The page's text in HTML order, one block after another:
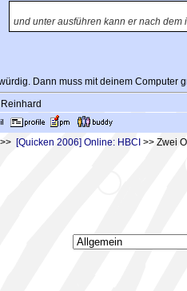
und unter ausführen kann er nach
Dann muss mit deinem Computer
>> [Quicken 2006] Online: HBCI >> Zwei